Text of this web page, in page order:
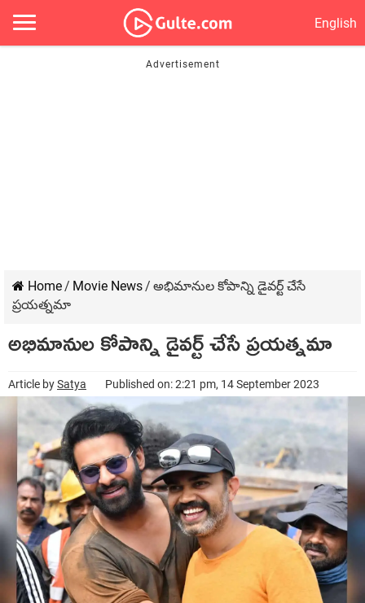
English
Home/ Movie News/ అభిమానుల కోపాన్ని డైవర్ట్ చేసే
ప్రయత్నమా
అభిమానుల కోపాన్ని డైవర్ట్ చేసే ప్రయత్నమా
Article bySatya Published on: 2:21 pm, 14 September 2023